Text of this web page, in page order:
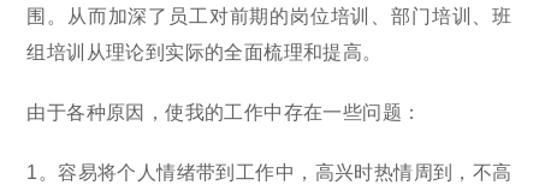
围。从而加深了员工对前期的岗位培训、部门培训、班
组培训从理论到实际的全面梳理和提高。
由于各种原因，使我的工作中存在一些问题：
1。容易将个人情绪带到工作中，高兴时热情周到，不高